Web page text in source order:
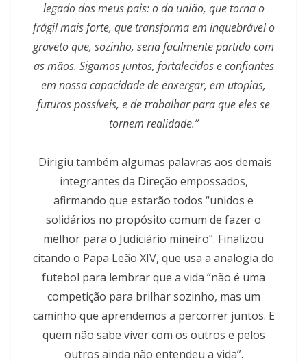
legado dos meus pais: o da união, que torna o
frágil mais forte, que transforma em inquebrável o
graveto que, sozinho, seria facilmente partido com
as mãos. Sigamos juntos, fortalecidos e confiantes
em nossa capacidade de enxergar, em utopias,
futuros possíveis, e de trabalhar para que eles se
tornem realidade.”
Dirigiu também algumas palavras aos demais
integrantes da Direção empossados,
afirmando que estarão todos “unidos e
solidários no propósito comum de fazer o
melhor para o Judiciário mineiro”. Finalizou
citando o Papa Leão XIV, que usa a analogia do
futebol para lembrar que a vida “não é uma
competição para brilhar sozinho, mas um
caminho que aprendemos a percorrer juntos. E
quem não sabe viver com os outros e pelos
outros ainda não entendeu a vida”.